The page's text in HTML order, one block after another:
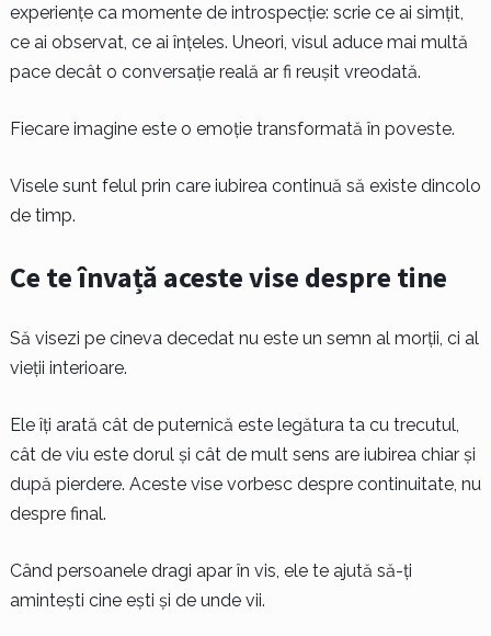
experiențe ca momente de introspecție: scrie ce ai simțit,
ce ai observat, ce ai înțeles. Uneori, visul aduce mai multă
pace decât o conversație reală ar fi reușit vreodată.
Fiecare imagine este o emoție transformată în poveste.
Visele sunt felul prin care iubirea continuă să existe dincolo
de timp.
Ce te învață aceste vise despre tine
Să visezi pe cineva decedat nu este un semn al morții, ci al
vieții interioare.
Ele îți arată cât de puternică este legătura ta cu trecutul,
cât de viu este dorul și cât de mult sens are iubirea chiar și
după pierdere. Aceste vise vorbesc despre continuitate, nu
despre final.
Când persoanele dragi apar în vis, ele te ajută să-ți
amintești cine ești și de unde vii.